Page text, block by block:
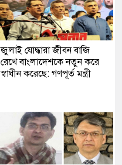
জুলাই যোদ্ধারা জীবন বাজি
রেখে বাংলাদেশকে নতুন করে
স্বাধীন করেছে: গণপূর্ত মন্ত্রী